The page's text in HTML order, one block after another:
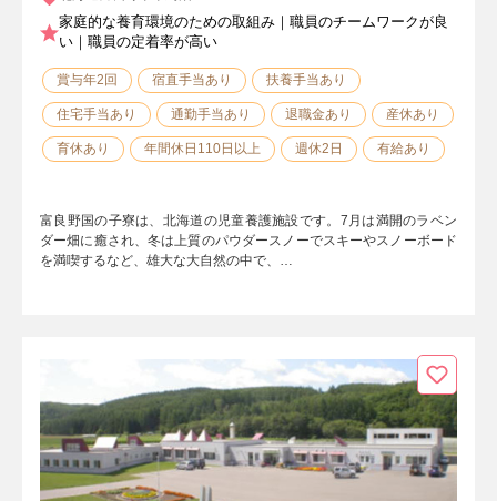
家庭的な養育環境のための取組み｜職員のチームワークが良
い｜職員の定着率が高い
賞与年2回 宿直手当あり 扶養手当あり
住宅手当あり 通勤手当あり 退職金あり 産休あり
育休あり 年間休日110日以上 週休2日 有給あり
富良野国の子寮は、北海道の児童養護施設です。7月は満開のラベン
ダー畑に癒され、冬は上質のパウダースノーでスキーやスノーボード
を満喫するなど、雄大な大自然の中で、…